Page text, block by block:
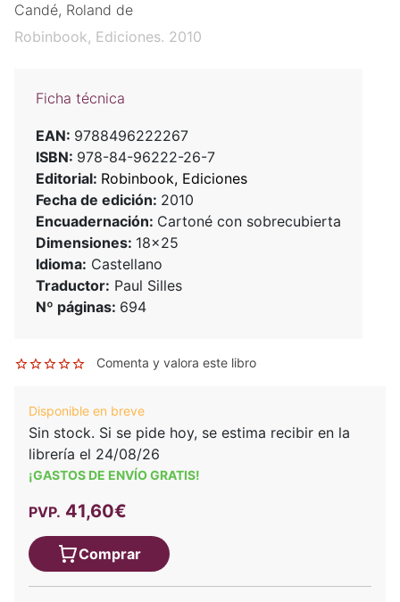
Candé, Roland de
Robinbook, Ediciones. 2010
Ficha técnica
EAN: 9788496222267
ISBN: 978-84-96222-26-7
Editorial: Robinbook, Ediciones
Fecha de edición: 2010
Encuadernación: Cartoné con sobrecubierta
Dimensiones: 18x25
Idioma: Castellano
Traductor: Paul Silles
Nº páginas: 694
Comenta y valora este libro
Disponible en breve
Sin stock. Si se pide hoy, se estima recibir en la
librería el 24/08/26
¡GASTOS DE ENVÍO GRATIS!
PVP. 41,60€
Comprar